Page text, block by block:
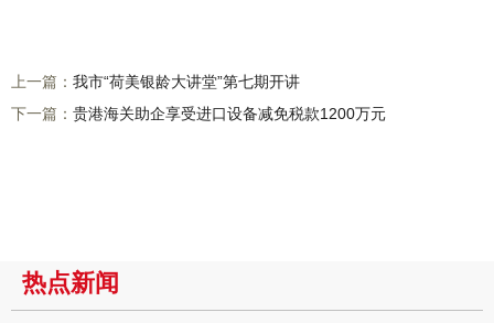
上一篇： 我市“荷美银龄大讲堂”第七期开讲
下一篇： 贵港海关助企享受进口设备减免税款1200万元
热点新闻